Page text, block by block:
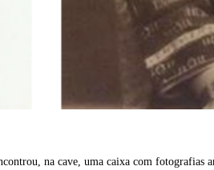
, na cave, uma caixa com fotografias